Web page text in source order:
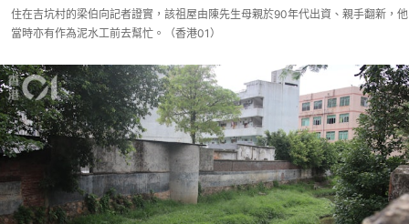
住在吉坑村的梁伯向記者證實，該祖屋由陳先生母親於90年代出資、親手翻新，他
當時亦有作為泥水工前去幫忙。（香港01）